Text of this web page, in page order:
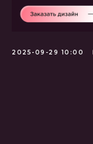
2025-09-29 10:00